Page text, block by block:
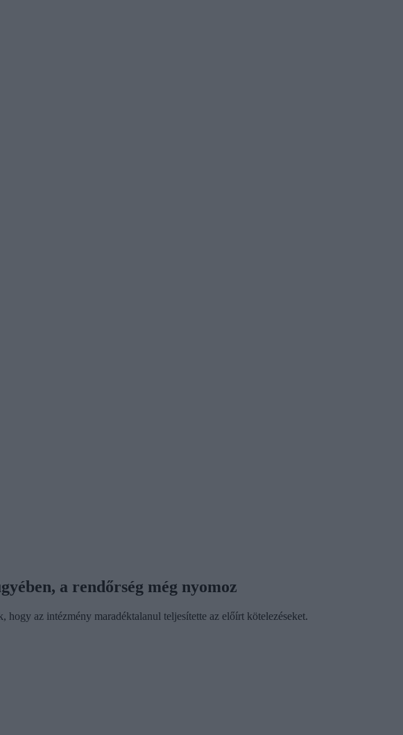
a rendőrség még nyomoz
hogy az intézmény maradéktalanul teljesítette az előírt kötelezéseket.